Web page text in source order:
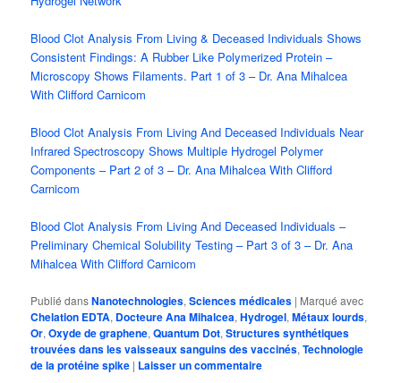
Blood Clot Analysis From Living & Deceased Individuals Shows
Consistent Findings: A Rubber Like Polymerized Protein –
Microscopy Shows Filaments. Part 1 of 3 – Dr. Ana Mihalcea
With Clifford Carnicom
Blood Clot Analysis From Living And Deceased Individuals Near
Infrared Spectroscopy Shows Multiple Hydrogel Polymer
Components – Part 2 of 3 – Dr. Ana Mihalcea With Clifford
Carnicom
Blood Clot Analysis From Living And Deceased Individuals –
Preliminary Chemical Solubility Testing – Part 3 of 3 – Dr. Ana
Mihalcea With Clifford Carnicom
Publié dansNanotechnologies,Sciences médicales | Marqué avec
Chelation EDTA, Docteure Ana Mihalcea,Hydrogel,Métaux lourds,
Or,Oxyde de graphene,Quantum Dot,Structures synthétiques
trouvées dans les vaisseaux sanguins des vaccinés,Technologie
de la protéine spike | Laisser un commentaire